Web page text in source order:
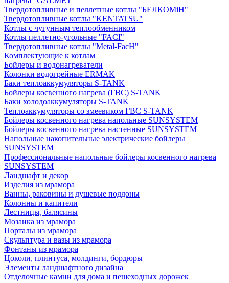
Твердотопливные и пеллетные котлы "БЕЛКОМiН"
Твердотопливные котлы "KENTATSU"
Котлы с чугунным теплообменником
Котлы пеллетно-угольные "FACI"
Твердотопливные котлы "Metal-FacH"
Комплектующие к котлам
Бойлеры и водонагреватели
Колонки водогрейные ERMAK
Баки теплоаккумуляторы S-TANK
Бойлеры косвенного нагрева (ГВС) S-TANK
Баки холодоаккумуляторы S-TANK
Теплоаккумуляторы со змеевиком ГВС S-TANK
Бойлеры косвенного нагрева напольные SUNSYSTEM
Бойлеры косвенного нагрева настенные SUNSYSTEM
Напольные накопительные электрические бойлеры
SUNSYSTEM
Профессиональные напольные бойлеры косвенного нагрева
SUNSYSTEM
Ландшафт и декор
Изделия из мрамора
Ванны, раковины и душевые поддоны
Колонны и капители
Лестницы, балясины
Мозаика из мрамора
Порталы из мрамора
Скульптура и вазы из мрамора
Фонтаны из мрамора
Цоколи, плинтуса, молдинги, бордюры
Элементы ландшафтного дизайна
Отделочные камни для дома и пешеходных дорожек